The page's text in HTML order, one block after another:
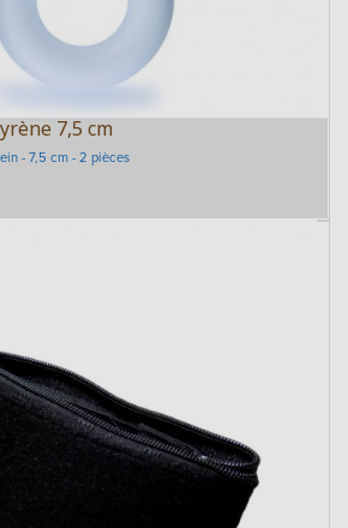
7,5 cm
- 7,5 cm - 2 pièces